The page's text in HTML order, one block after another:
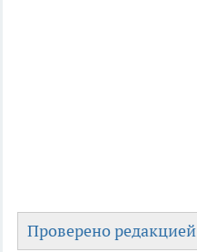
Проверено редакцией